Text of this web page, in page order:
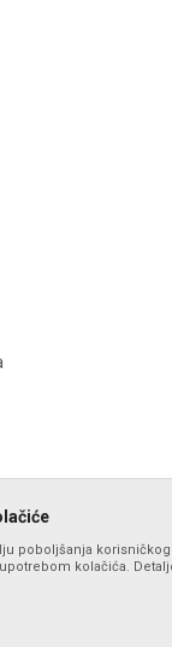
poboljšanja
kolačića.